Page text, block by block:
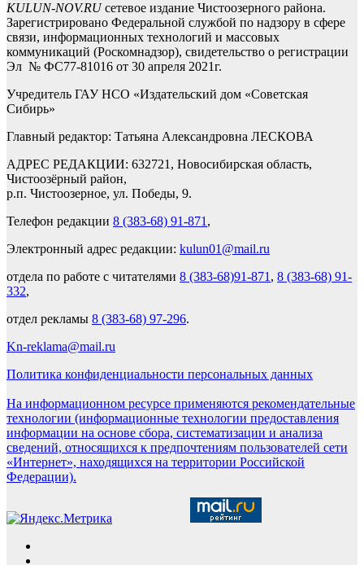
KULUN-NOV.RUсетевое издание Чистоозерного района.
Зарегистрировано Федеральной службой по надзору в сфере
связи, информационных технологий и массовых
коммуникаций (Роскомнадзор), свидетельство о регистрации
Эл № ФС77-81016 от 30 апреля 2021г.
Учредитель ГАУ НСО «Издательский дом «Советская
Сибирь»
Главный редактор: Татьяна Александровна ЛЕСКОВА
АДРЕС РЕДАКЦИИ: 632721, Новосибирская область,
Чистоозёрный район,
р.п. Чистоозерное, ул. Победы, 9.
Телефон редакции 8 (383-68) 91-871 ,
Электронный адрес редакции: kulun01@mail.ru
отдела по работе с читателями 8 (383-68)91-871 , 8 (383-68) 91-
332,
отдел рекламы 8 (383-68) 97-296.
Kn-reklama@mail.ru
Политика конфиденциальности персональных данных
На информационном ресурсе применяются рекомендательные
технологии (информационные технологии предоставления
информации на основе сбора, систематизации и анализа
сведений, относящихся к предпочтениям пользователей сети
«Интернет», находящихся на территории Российской
Федерации).